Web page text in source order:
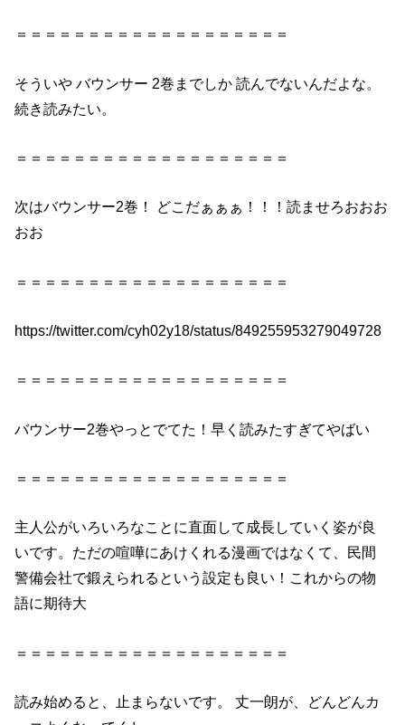
＝＝＝＝＝＝＝＝＝＝＝＝＝＝＝＝＝＝＝
そういや バウンサー 2巻 までしか 読んでないんだよな。
続き読みたい。
＝＝＝＝＝＝＝＝＝＝＝＝＝＝＝＝＝＝＝
次はバウンサー2巻 ！ どこだぁぁぁ！！！読ませろおおお
おお
＝＝＝＝＝＝＝＝＝＝＝＝＝＝＝＝＝＝＝
https://twitter.com/cyh02y18/status/849255953279049728
＝＝＝＝＝＝＝＝＝＝＝＝＝＝＝＝＝＝＝
バウンサー2巻やっとでてた ！早く読みたすぎてやばい
＝＝＝＝＝＝＝＝＝＝＝＝＝＝＝＝＝＝＝
主人公がいろいろなことに直面して成長していく姿が良
いです。ただの喧嘩にあけくれる漫画ではなくて、民間
警備会社で鍛えられるという設定も良い！これからの物
語に期待大
＝＝＝＝＝＝＝＝＝＝＝＝＝＝＝＝＝＝＝
読み始めると、止まらないです。 丈一朗が、どんどんカ